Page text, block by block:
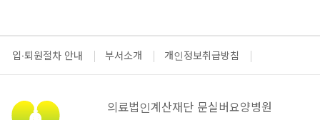
입·퇴원절차 안내 부서소개 개인정보취급방침
의료법인계산재단 문실버요양병원